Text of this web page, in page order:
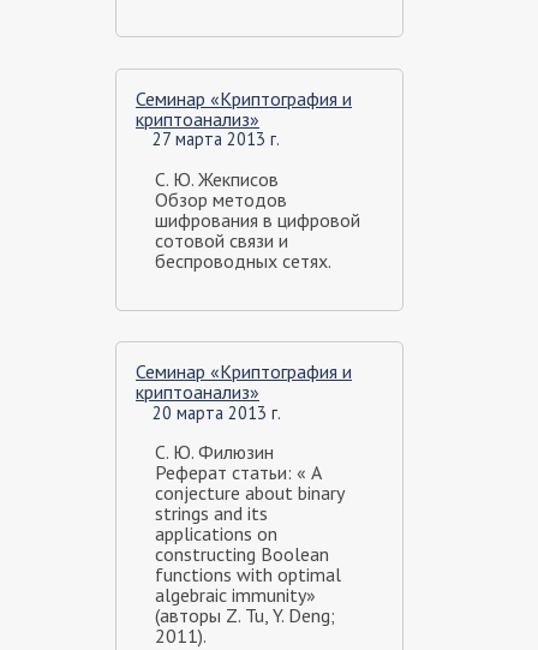
Семинар «Криптография и
криптоанализ»
27 марта 2013 г.
С. Ю. Жекписов
Обзор методов
шифрования в цифровой
сотовой связи и
беспроводных сетях.
Семинар «Криптография и
криптоанализ»
20 марта 2013 г.
С. Ю. Филюзин
Реферат статьи: « A
conjecture about binary
strings and its
applications on
constructing Boolean
functions with optimal
algebraic immunity»
(авторы Z. Tu, Y. Deng;
2011).